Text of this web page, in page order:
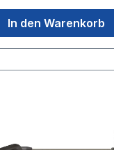
In den Warenkorb